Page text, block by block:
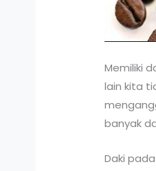
Memiliki
lain kita
banyak
Daki